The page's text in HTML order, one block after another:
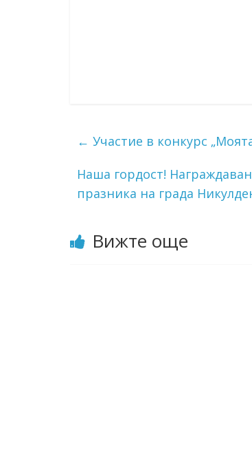
← Участие в конкурс
Наша гордост!
празника на града
Вижте още